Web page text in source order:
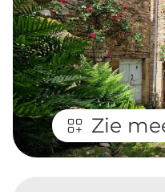
Zie